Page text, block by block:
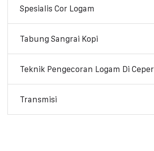
Spesialis Cor Logam
Tabung Sangrai Kopi
Teknik Pengecoran Logam Di Ceper
Transmisi